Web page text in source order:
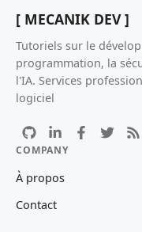
[ MECANIK DEV ]
Tutoriels sur le
programmation, la
l'IA. Services
logiciel
COMPANY
À propos
Contact